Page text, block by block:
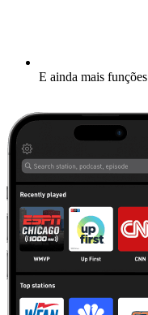
E ainda mais funções